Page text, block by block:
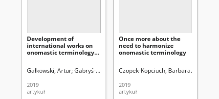
Development of
international works on
onomastic terminology:
Gałkowski, Artur Gabryś-Sławińska, Monika. Red.
2019
artykuł
Once more about the
need to harmonize
onomastic terminology
Czopek-Kopciuch, Barbara
2019
artykuł